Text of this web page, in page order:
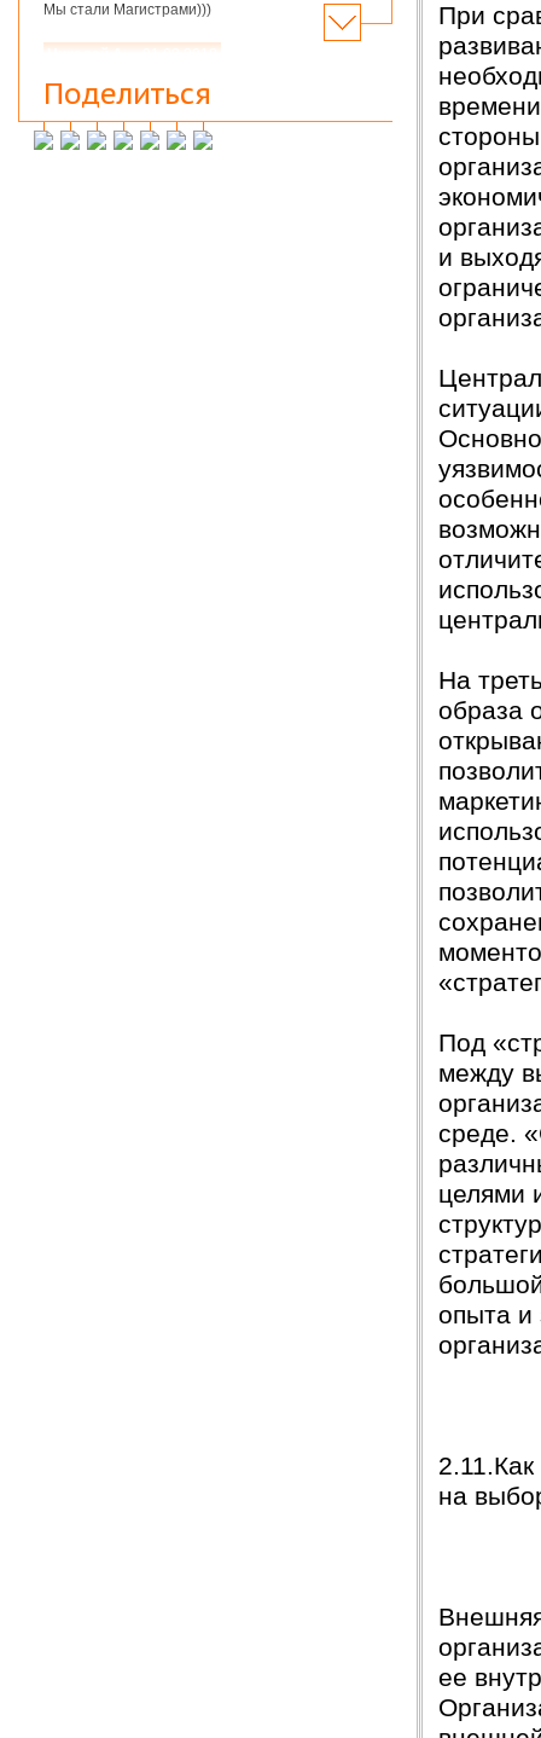
Мы стали Магистрами)))
Мария,добрый день! Спасибо большое.
Защитился на 4!всего доброго
Инна М.
14.03.2018
Поделиться
При
и
На
образа
Под
между
среде.
целями
опыта и
на
ее